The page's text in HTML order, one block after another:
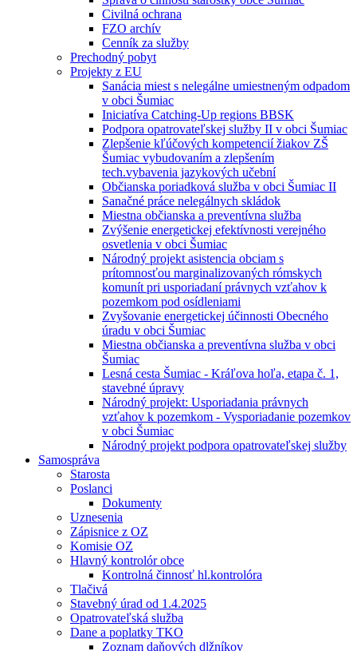
Civilná ochrana
FZO archív
Cenník za služby
Prechodný pobyt
Projekty z EU
Sanácia miest s nelegálne umiestneným odpadom
v obci Šumiac
Iniciatíva Catching-Up regions BBSK
Podpora opatrovateľskej služby II v obci Šumiac
Zlepšenie kľúčových kompetencií žiakov ZŠ
Šumiac vybudovaním a zlepšením
tech.vybavenia jazykových učební
Občianska poriadková služba v obci Šumiac II
Sanačné práce nelegálnych skládok
Miestna občianska a preventívna služba
Zvýšenie energetickej efektívnosti verejného
osvetlenia v obci Šumiac
Národný projekt asistencia obciam s
prítomnosťou marginalizovaných rómskych
komunít pri usporiadaní právnych vzťahov k
pozemkom pod osídleniami
Zvyšovanie energetickej účinnosti Obecného
úradu v obci Šumiac
Miestna občianska a preventívna služba v obci
Šumiac
Lesná cesta Šumiac - Kráľova hoľa, etapa č. 1,
stavebné úpravy
Národný projekt: Usporiadania právnych
vzťahov k pozemkom - Vysporiadanie pozemkov
v obci Šumiac
Národný projekt podpora opatrovateľskej služby
Samospráva
Starosta
Poslanci
Dokumenty
Uznesenia
Zápisnice z OZ
Komisie OZ
Hlavný kontrolór obce
Kontrolná činnosť hl.kontrolóra
Tlačivá
Stavebný úrad od 1.4.2025
Opatrovateľská služba
Dane a poplatky TKO
Zoznam daňových dlžníkov